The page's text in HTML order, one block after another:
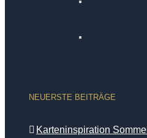
NEUERSTE BEITRÄGE
Karteninspiration